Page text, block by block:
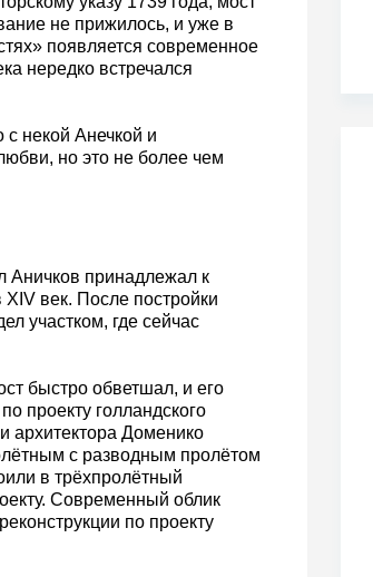
не прижилось, и уже в
появляется современное
нередко встречался
с некой Анечкой и
но это не более чем
Аничков принадлежал к
XIV век. После постройки
участком, где сейчас
быстро обветшал, и его
проекту голландского
архитектора Доменико
с разводным пролётом
в трёхпролётный
Современный облик
по проекту